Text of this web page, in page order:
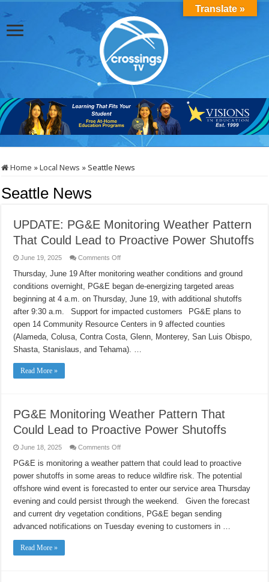
Home »Local News »Seattle News
Seattle News
UPDATE: PG&E Monitoring Weather Pattern
That Could Lead to Proactive Power Shutoffs
June 19, 2025 Comments Offon
PG&E
Monitoring
Weather
Pattern
That
Could
Lead
to
Proactive
Power
Thursday, June 19 After monitoring weather conditions and ground
conditions overnight, PG&E began de-energizing targeted areas
beginning at 4 a.m. on Thursday, June 19, with additional shutoffs
after 9:30 a.m. Support for impacted customers PG&E plans to
open 14 Community Resource Centers in 9 affected counties
(Alameda, Colusa, Contra Costa, Glenn, Monterey, San Luis Obispo,
Shasta, Stanislaus, and Tehama). …
Read More »
PG&E Monitoring Weather Pattern That
Could Lead to Proactive Power Shutoffs
June 18, 2025 Comments Offon
Monitoring
Weather
Pattern
Could
Lead
to
Proactive
Power
Shutoffs
PG&E is monitoring a weather pattern that could lead to proactive
power shutoffs in some areas to reduce wildfire risk. The potential
offshore wind event is forecasted to enter our service area Thursday
evening and could persist through the weekend. Given the forecast
and current dry vegetation conditions, PG&E began sending
advanced notifications on Tuesday evening to customers in …
Read More »
Translate »